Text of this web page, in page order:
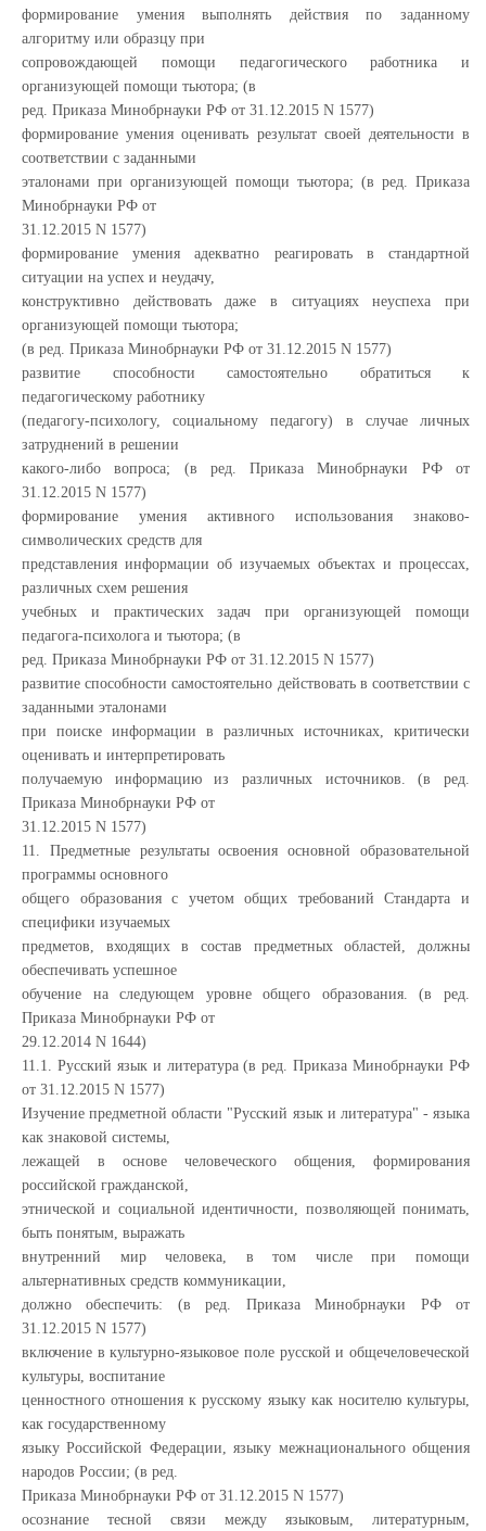
формирование умения выполнять действия по заданному
алгоритму или образцу при
сопровождающей помощи педагогического работника и
организующей помощи тьютора; (в
ред. Приказа Минобрнауки РФ от 31.12.2015 N 1577)
формирование умения оценивать результат своей деятельности в
соответствии с заданными
эталонами при организующей помощи тьютора; (в ред. Приказа
Минобрнауки РФ от
31.12.2015 N 1577)
формирование умения адекватно реагировать в стандартной
ситуации на успех и неудачу,
конструктивно действовать даже в ситуациях неуспеха при
организующей помощи тьютора;
(в ред. Приказа Минобрнауки РФ от 31.12.2015 N 1577)
развитие способности самостоятельно обратиться к
педагогическому работнику
(педагогу-психологу, социальному педагогу) в случае личных
затруднений в решении
какого-либо вопроса; (в ред. Приказа Минобрнауки РФ от
31.12.2015 N 1577)
формирование умения активного использования знаково-
символических средств для
представления информации об изучаемых объектах и процессах,
различных схем решения
учебных и практических задач при организующей помощи
педагога-психолога и тьютора; (в
ред. Приказа Минобрнауки РФ от 31.12.2015 N 1577)
развитие способности самостоятельно действовать в соответствии с
заданными эталонами
при поиске информации в различных источниках, критически
оценивать и интерпретировать
получаемую информацию из различных источников. (в ред.
Приказа Минобрнауки РФ от
31.12.2015 N 1577)
11. Предметные результаты освоения основной образовательной
программы основного
общего образования с учетом общих требований Стандарта и
специфики изучаемых
предметов, входящих в состав предметных областей, должны
обеспечивать успешное
обучение на следующем уровне общего образования. (в ред.
Приказа Минобрнауки РФ от
29.12.2014 N 1644)
11.1. Русский язык и литература (в ред. Приказа Минобрнауки РФ
от 31.12.2015 N 1577)
Изучение предметной области "Русский язык и литература" - языка
как знаковой системы,
лежащей в основе человеческого общения, формирования
российской гражданской,
этнической и социальной идентичности, позволяющей понимать,
быть понятым, выражать
внутренний мир человека, в том числе при помощи
альтернативных средств коммуникации,
должно обеспечить: (в ред. Приказа Минобрнауки РФ от
31.12.2015 N 1577)
включение в культурно-языковое поле русской и общечеловеческой
культуры, воспитание
ценностного отношения к русскому языку как носителю культуры,
как государственному
языку Российской Федерации, языку межнационального общения
народов России; (в ред.
Приказа Минобрнауки РФ от 31.12.2015 N 1577)
осознание тесной связи между языковым, литературным,